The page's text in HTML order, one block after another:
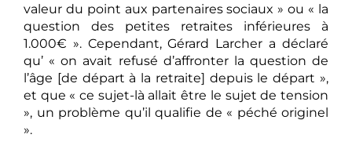
valeur du point aux partenaires sociaux » ou « la
question des petites retraites inférieures à
1.000€ ». Cependant, Gérard Larcher a déclaré
qu’ « on avait refusé d’affronter la question de
l’âge [de départ à la retraite] depuis le départ »,
et que « ce sujet-là allait être le sujet de tension
», un problème qu’il qualifie de « péché originel
».